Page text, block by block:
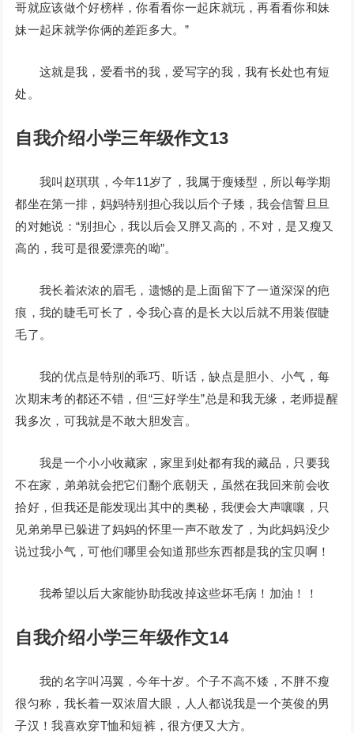
哥就应该做个好榜样，你看看你一起床就玩，再看看你和妹
妹一起床就学你俩的差距多大。”
这就是我，爱看书的我，爱写字的我，我有长处也有短
处。
自我介绍小学三年级作文13
我叫赵琪琪，今年11岁了，我属于瘦矮型，所以每学期
都坐在第一排，妈妈特别担心我以后个子矮，我会信誓旦旦
的对她说：“别担心，我以后会又胖又高的，不对，是又瘦又
高的，我可是很爱漂亮的呦”。
我长着浓浓的眉毛，遗憾的是上面留下了一道深深的疤
痕，我的睫毛可长了，令我心喜的是长大以后就不用装假睫
毛了。
我的优点是特别的乖巧、听话，缺点是胆小、小气，每
次期末考的都还不错，但“三好学生”总是和我无缘，老师提醒
我多次，可我就是不敢大胆发言。
我是一个小小收藏家，家里到处都有我的藏品，只要我
不在家，弟弟就会把它们翻个底朝天，虽然在我回来前会收
拾好，但我还是能发现出其中的奥秘，我便会大声嚷嚷，只
见弟弟早已躲进了妈妈的怀里一声不敢发了，为此妈妈没少
说过我小气，可他们哪里会知道那些东西都是我的宝贝啊！
我希望以后大家能协助我改掉这些坏毛病！加油！！
自我介绍小学三年级作文14
我的名字叫冯翼，今年十岁。个子不高不矮，不胖不瘦
很匀称，我长着一双浓眉大眼，人人都说我是一个英俊的男
子汉！我喜欢穿T恤和短裤，很方便又大方。